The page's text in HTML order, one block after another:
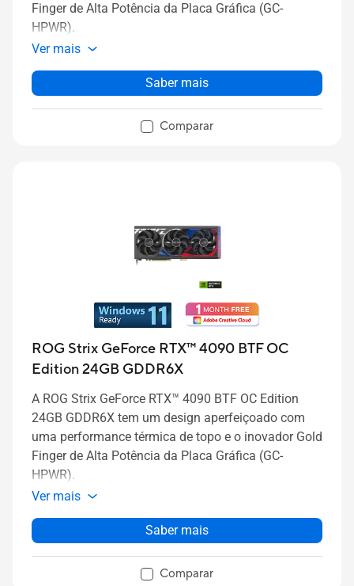
Finger de Alta Potência da Placa Gráfica (GC-
HPWR).
Ver mais
Saber mais
Comparar
ROG Strix GeForce RTX™ 4090 BTF OC
Edition 24GB GDDR6X
A ROG Strix GeForce RTX™ 4090 BTF OC Edition
24GB GDDR6X tem um design aperfeiçoado com
uma performance térmica de topo e o inovador Gold
Finger de Alta Potência da Placa Gráfica (GC-
HPWR).
Ver mais
Saber mais
Comparar